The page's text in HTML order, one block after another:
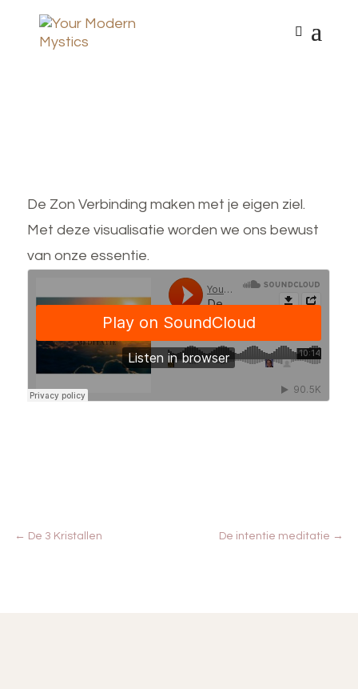
De Zon Verbinding maken met je eigen ziel.
Met deze visualisatie worden we ons bewust
van onze essentie.
← De 3 Kristallen De intentie meditatie →